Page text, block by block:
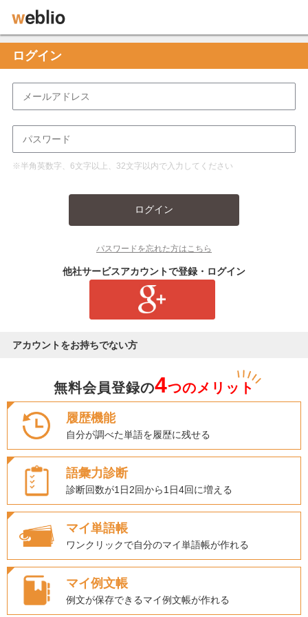
ログイン
※半角英数字、6文字以上、32文字以内で入力してください
ログイン
パスワードを忘れた方はこちら
他社サービスアカウントで登録・ログイン
アカウントをお持ちでない方
無料会員登録の4つのメリット
履歴機能
自分が調べた単語を履歴に残せる
語彙力診断
診断回数が1日2回から1日4回に増える
マイ単語帳
ワンクリックで自分のマイ単語帳が作れる
マイ例文帳
例文が保存できるマイ例文帳が作れる